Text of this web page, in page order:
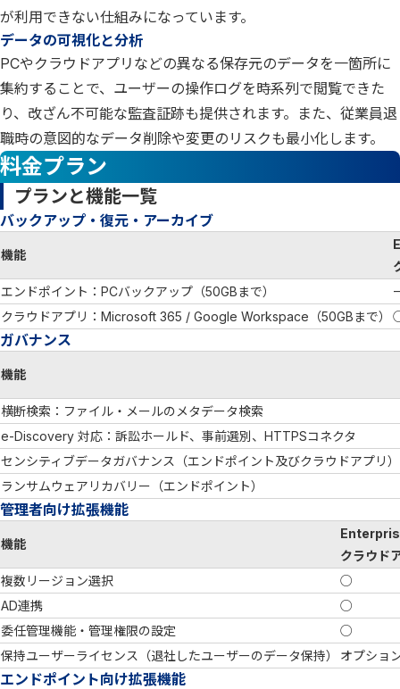
が利用できない仕組みになっています。
データの可視化と分析
PCやクラウドアプリなどの異なる保存元のデータを一箇所に
集約することで、ユーザーの操作ログを時系列で閲覧できた
り、改ざん不可能な監査証跡も提供されます。また、従業員退
職時の意図的なデータ削除や変更のリスクも最小化します。
料金プラン
プランと機能一覧
バックアップ・復元・アーカイブ
機能
エンドポイント：PCバックアップ（50GBまで）
クラウドアプリ：Microsoft 365 / Google Workspace（50GBまで）
ガバナンス
機能
横断検索：ファイル・メールのメタデータ検索
e-Discovery 対応：訴訟ホールド、事前選別、HTTPSコネクタ
センシティブデータガバナンス（エンドポイント及びクラウドアプリ）
ランサムウェアリカバリー（エンドポイント）
管理者向け拡張機能
機能
クラウド
複数リージョン選択
○
AD連携
○
委任管理機能・管理権限の設定
○
保持ユーザーライセンス（退社したユーザーのデータ保持）
オプショ
エンドポイント向け拡張機能